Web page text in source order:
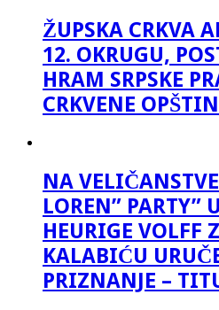
ŽUPSKA CRKVA
12. OKRUGU,
HRAM SRPSKE
CRKVENE
NA
LOREN” PARTY”
HEURIGE VOLFF
KALABIĆU
PRIZNANJE –